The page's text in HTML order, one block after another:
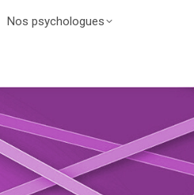
Nos psychologues